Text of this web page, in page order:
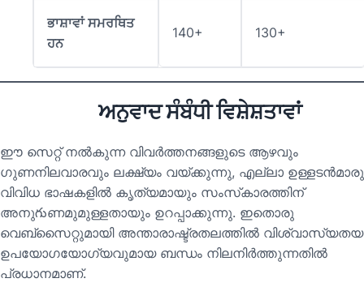
ਭਾਸ਼ਾਵਾਂ ਸਮਰਥਿਤ
ਹਨ
140+ 130+
ਅਨੁਵਾਦ ਸੰਬੰਧੀ ਵਿਸ਼ੇਸ਼ਤਾਵਾਂ
ഈ സെറ്റ് നൽകുന്ന വിവർത്തനങ്ങളുടെ ആഴവും
ഗുണനിലവാരവും ലക്ഷ്യം വയ്ക്കുന്നു, എല്ലാ
വിവിധ ഭാഷകളിൽ കൃത്യമായും സംസ്‌കാരത്തിന്
അനുగుണമുമുള്ളതായും ഉറപ്പാക്കുന്നു. ഇതൊരു
വെബ്സൈറ്റുമായി അന്താരാഷ്ട്രതലത്തിൽ
ഉപയോഗയോഗ്യവുമായ ബന്ധം നിലനിർത്തുന്നതിൽ
പ്രധാനമാണ്.